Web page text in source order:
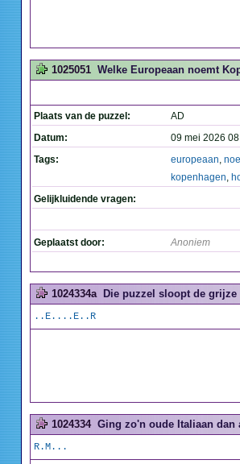
1025051 Welke Europeaan noemt
Plaats van de puzzel:
AD
Datum:
09 mei 2026
Tags:
europeaan,
kopenhagen,
Gelijkluidende vragen:
Geplaatst door: Anoniem
1024334a Die puzzel sloopt de grijze
..E....E..R
1024334 Ging zo'n oude Italiaan dan
R.M...